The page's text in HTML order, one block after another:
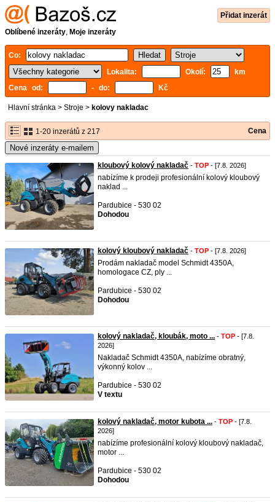
Přidat inzerát
Oblíbené inzeráty, Moje inzeráty
Co:
Lokalita:
Okolí:
km
Cena od:
- do: Kč
Hlavní stránka > Stroje > kolovy nakladac
1-20 inzerátů z 217 Cena
Nové inzeráty e-mailem
kloubový kolový nakladač - TOP - [7.8. 2026]
nabízíme k prodeji profesionální kolový kloubový
naklad ...
Pardubice - 530 02
Dohodou
kolový kloubový nakladač - TOP - [7.8. 2026]
Prodám nakladač model Schmidt 4350A,
homologace CZ, ply ...
Pardubice - 530 02
Dohodou
kolový nakladač, kloubák, moto ... - TOP - [7.8.
2026]
Nakladač Schmidt 4350A, nabízíme obratný,
výkonný kolov ...
Pardubice - 530 02
V textu
kolový nakladač, motor kubota ... - TOP - [7.8.
2026]
nabízíme profesionální kolový kloubový nakladač,
motor ...
Pardubice - 530 02
Dohodou